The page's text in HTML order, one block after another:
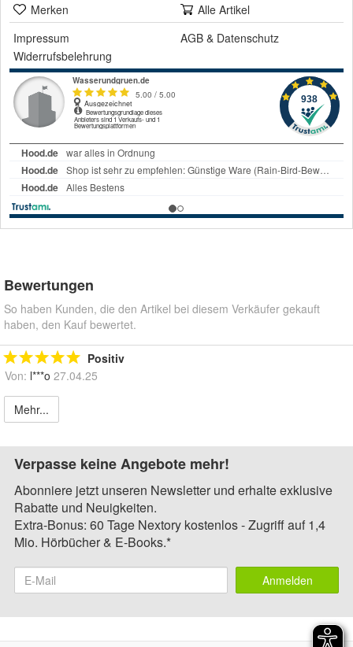
Merken
Alle Artikel
Impressum
AGB & Datenschutz
Widerrufsbelehrung
Bewertungen
So haben Kunden, die den Artikel bei diesem Verkäufer gekauft
haben, den Kauf bewertet.
Positiv
Von: l***o 27.04.25
Mehr...
Verpasse keine Angebote mehr!
Abonniere jetzt unseren Newsletter und erhalte exklusive
Rabatte und Neuigkeiten.
Extra-Bonus: 60 Tage Nextory kostenlos - Zugriff auf 1,4
Mio. Hörbücher & E-Books.*
Anmelden